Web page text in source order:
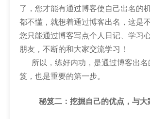
了，您才能有通过博客使自己出名的
都不懂，就想着通过博客出名，这是
您只能通过博客写点个人日记、学习
朋友，不断的和大家交流学习！
所以，练好内功，是通过博客出名
笈，也是重要的第一步。
秘笈二：挖掘自己的优点，与